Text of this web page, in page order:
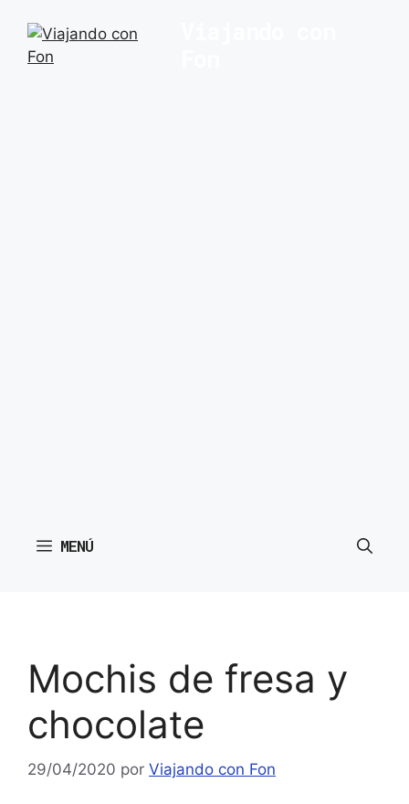
contenido
MENÚ
Mochis de fresa y
chocolate
29/04/2020 por Viajando con Fon